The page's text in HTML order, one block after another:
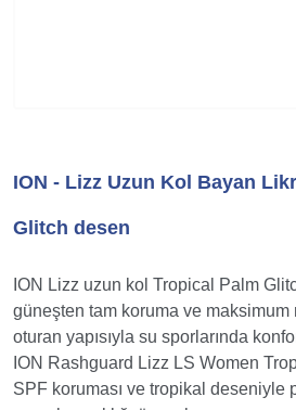
ION - Lizz Uzun Kol Bayan
Glitch desen
ION Lizz uzun kol Tropical Palm
güneşten tam koruma ve maksimum
oturan yapısıyla su sporlarında
ION Rashguard Lizz LS Women
SPF koruması ve tropikal deseniyle